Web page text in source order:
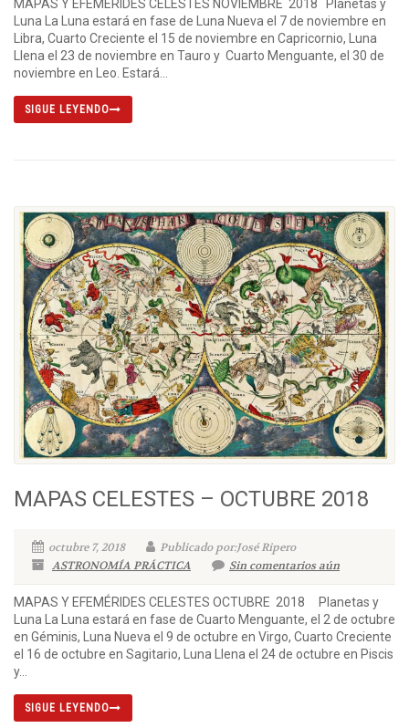
MAPAS Y EFEMÉRIDES CELESTES NOVIEMBRE 2018 Planetas y
Luna La Luna estará en fase de Luna Nueva el 7 de noviembre en
Libra, Cuarto Creciente el 15 de noviembre en Capricornio, Luna
Llena el 23 de noviembre en Tauro y Cuarto Menguante, el 30 de
noviembre en Leo. Estará...
SIGUE LEYENDO
MAPAS CELESTES – OCTUBRE 2018
octubre 7, 2018
Publicado por:José Ripero
ASTRONOMÍA PRÁCTICA
Sin comentarios aún
MAPAS Y EFEMÉRIDES CELESTES OCTUBRE 2018 Planetas y
Luna La Luna estará en fase de Cuarto Menguante, el 2 de octubre
en Géminis, Luna Nueva el 9 de octubre en Virgo, Cuarto Creciente
el 16 de octubre en Sagitario, Luna Llena el 24 de octubre en Piscis
y...
SIGUE LEYENDO